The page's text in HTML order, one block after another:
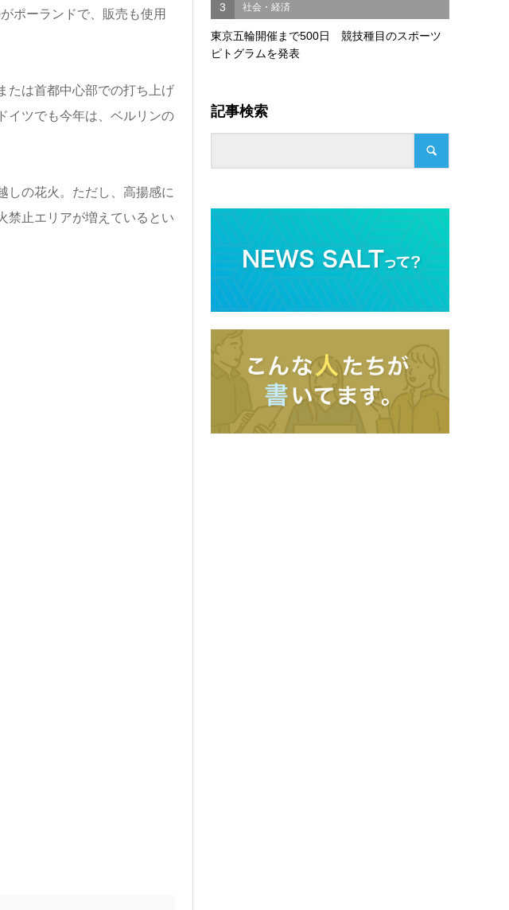
ポーランドで、販売も使用
たは首都中心部での打ち上げ
イツでも今年は、ベルリンの
しの花火。ただし、高揚感に
禁止エリアが増えているとい
3 社会・経済
東京五輪開催まで500日 競技種目のスポーツ
ピトグラムを発表
記事検索